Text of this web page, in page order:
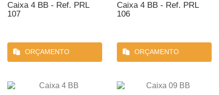
Caixa 4 BB - Ref. PRL
107
ORÇAMENTO
Caixa 4 BB - Ref. PRL
106
ORÇAMENTO